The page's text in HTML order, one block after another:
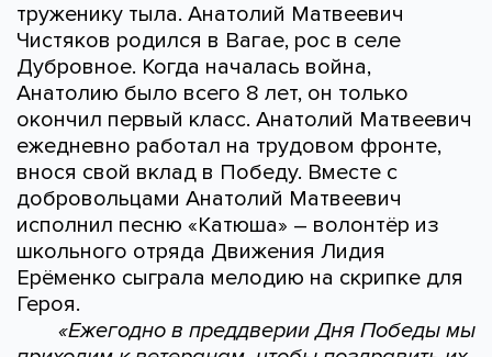
труженику тыла. Анатолий Матвеевич
Чистяков родился в Вагае, рос в селе
Дубровное. Когда началась война,
Анатолию было всего 8 лет, он только
окончил первый класс. Анатолий Матвеевич
ежедневно работал на трудовом фронте,
внося свой вклад в Победу. Вместе с
добровольцами Анатолий Матвеевич
исполнил песню «Катюша» – волонтёр из
школьного отряда Движения Лидия
Ерёменко сыграла мелодию на скрипке для
Героя.
«Ежегодно в преддверии Дня Победы мы